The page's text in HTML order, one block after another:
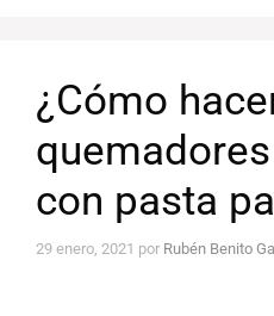
¿Cómo
con pasta
29 enero, 2021 por Rubén Benito